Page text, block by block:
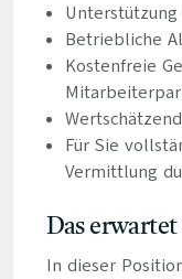
Betriebliche
Kostenfreie
Für Sie
Vermittlung
Das erwartet
In dieser